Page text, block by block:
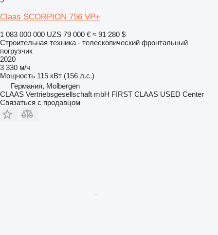
Claas SCORPION 756 VP+
1 083 000 000 UZS 79 000 € ≈ 91 280 $
Строительная техника - телескопический фронтальный
погрузчик
2020
3 330 м/ч
Мощность 115 кВт (156 л.с.)
Германия, Molbergen
CLAAS Vertriebsgesellschaft mbH FIRST CLAAS USED Center
Связаться с продавцом